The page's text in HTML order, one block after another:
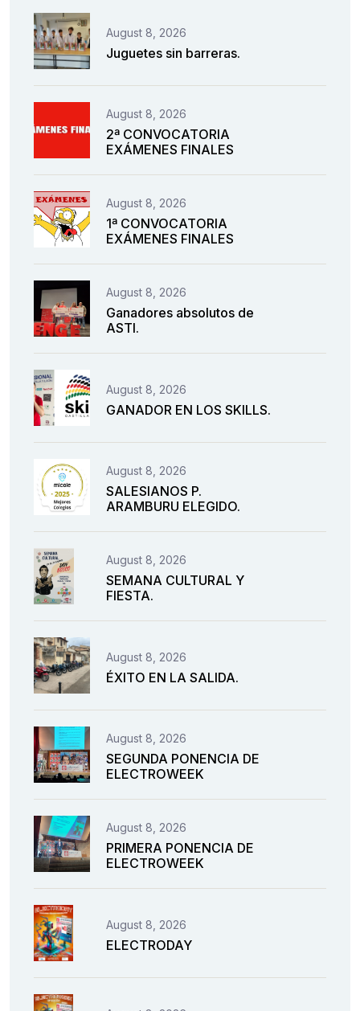
August 8, 2026
Juguetes sin barreras.
August 8, 2026
2ª CONVOCATORIA
EXÁMENES FINALES
August 8, 2026
1ª CONVOCATORIA
EXÁMENES FINALES
August 8, 2026
Ganadores absolutos de
ASTI.
August 8, 2026
GANADOR EN LOS SKILLS.
August 8, 2026
SALESIANOS P.
ARAMBURU ELEGIDO.
August 8, 2026
SEMANA CULTURAL Y
FIESTA.
August 8, 2026
ÉXITO EN LA SALIDA.
August 8, 2026
SEGUNDA PONENCIA DE
ELECTROWEEK
August 8, 2026
PRIMERA PONENCIA DE
ELECTROWEEK
August 8, 2026
ELECTRODAY